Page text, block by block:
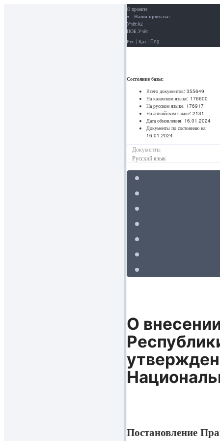
О проекте
Наши проекты:
Учёт.kz
ПОБ.Учёт
Рус | Қаз | Eng
Состояние базы:
Всего документов: 355649
На казахском языке: 176600
На русском языке: 176917
На английском языке: 2131
Дата обновления: 16.01.2024
Документы по состоянию на:
16.01.2024
Документы
Русский язык
О
Постановление